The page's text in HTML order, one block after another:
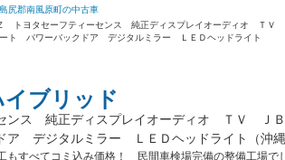
尻郡南風原町の中古車
Ｚ トヨタセーフティーセンス 純正ディスプレイオーディオ Ｔ
ト パワーバックドア デジタルミラー ＬＥＤヘッドライト
ブリッド
ンス 純正ディスプレイオーディオ ＴＶ
デジタルミラー ＬＥＤヘッドライト（沖縄
もすべてコミ込み価格！ 民間車検場完備の整備工場で